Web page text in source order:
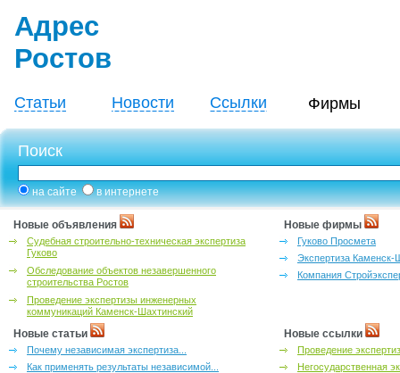
Адрес
Ростов
Статьи Новости Ссылки Фирмы
Поиск
на сайте в интернете
Новые объявления
Судебная строительно-техническая экспертиза
Гуково
Обследование объектов незавершенного
строительства Ростов
Проведение экспертизы инженерных
коммуникаций Каменск-Шахтинский
Новые фирмы
Гуково Просмета
Экспертиза Каменск-
Компания
Новые статьи
Почему независимая экспертиза...
Как применять результаты независимой...
Новые ссылки
Проведение
Негосударственная